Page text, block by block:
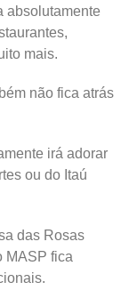
absolutamente
mais.
não fica atrás
irá adorar
ou do Itaú
das Rosas
MASP fica